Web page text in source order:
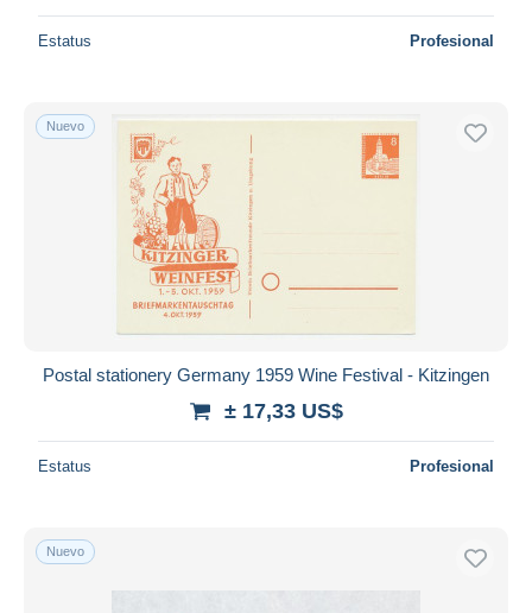
Deseleccionar todo
Aplicar
Estatus Profesional
Nuevo
Postal stationery Germany 1959 Wine Festival - Kitzingen
± 17,33 US$
Estatus Profesional
Nuevo